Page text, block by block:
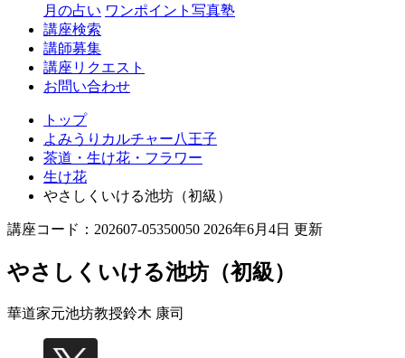
月の占い ワンポイント写真塾
講座検索
講師募集
講座リクエスト
お問い合わせ
トップ
よみうりカルチャー八王子
茶道・生け花・フラワー
生け花
やさしくいける池坊（初級）
講座コード：202607-05350050 2026年6月4日 更新
やさしくいける池坊（初級）
華道家元池坊教授鈴木 康司